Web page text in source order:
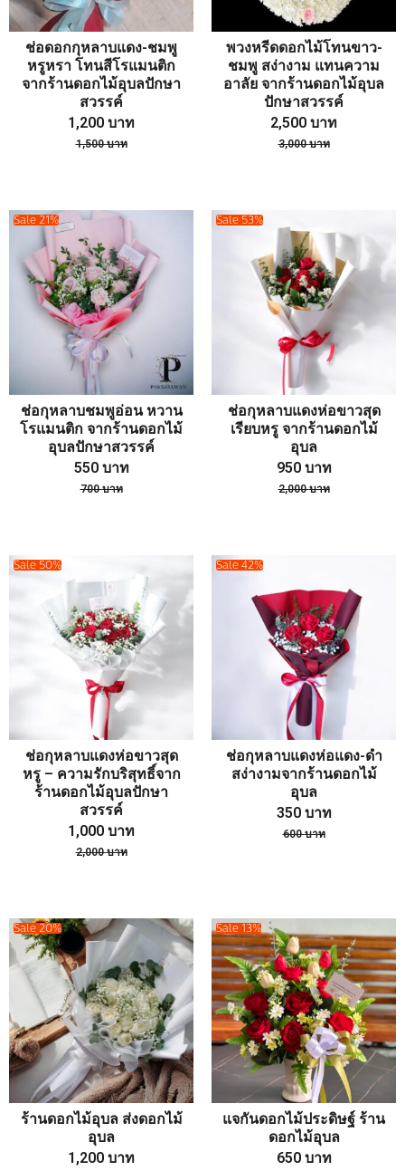
ช่อดอกกุหลาบแดง-ชมพู
หรูหรา โทนสีโรแมนติก
จากร้านดอกไม้อุบลปักษา
สวรรค์
1,500บาท
1,200 บาท
พวงหรีดดอกไม้โทนขาว-
ชมพู สง่างาม แทนความ
อาลัย จากร้านดอกไม้อุบล
ปักษาสวรรค์
3,000บาท
2,500 บาท
Sale 21%
ช่อกุหลาบชมพูอ่อน หวาน
โรแมนติก จากร้านดอกไม้
อุบลปักษาสวรรค์
700บาท
550 บาท
Sale 53%
ช่อกุหลาบแดงห่อขาวสุด
เรียบหรู จากร้านดอกไม้
อุบล
2,000บาท
950 บาท
Sale 50%
ช่อกุหลาบแดงห่อขาวสุด
หรู – ความรักบริสุทธิ์จาก
ร้านดอกไม้อุบลปักษา
สวรรค์
2,000บาท
1,000 บาท
Sale 42%
ช่อกุหลาบแดงห่อแดง-ดำ
สง่างามจากร้านดอกไม้
อุบล
600บาท
350 บาท
Sale 20%
ร้านดอกไม้อุบล ส่งดอกไม้
อุบล
1,200 บาท
Sale 13%
แจกันดอกไม้ประดิษฐ์ ร้าน
ดอกไม้อุบล
650 บาท